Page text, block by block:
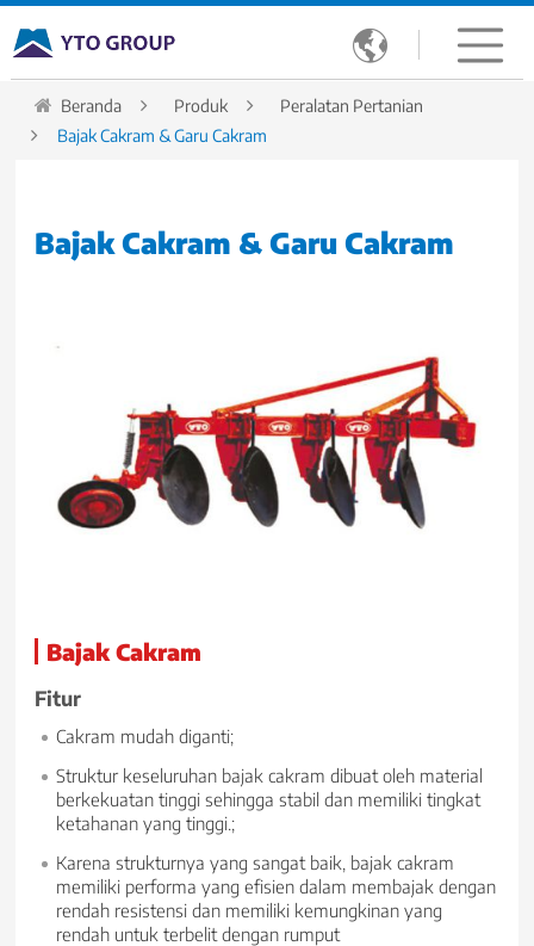

Beranda Produk
Peralatan Pertanian
Bajak Cakram & Garu Cakram
Bajak Cakram & Garu Cakram
Bajak Cakram
Fitur
Cakram mudah diganti;
Struktur keseluruhan bajak cakram dibuat oleh material
berkekuatan tinggi sehingga stabil dan memiliki tingkat
ketahanan yang tinggi.;
Karena strukturnya yang sangat baik, bajak cakram
memiliki performa yang efisien dalam membajak dengan
rendah resistensi dan memiliki kemungkinan yang
rendah untuk terbelit dengan rumput